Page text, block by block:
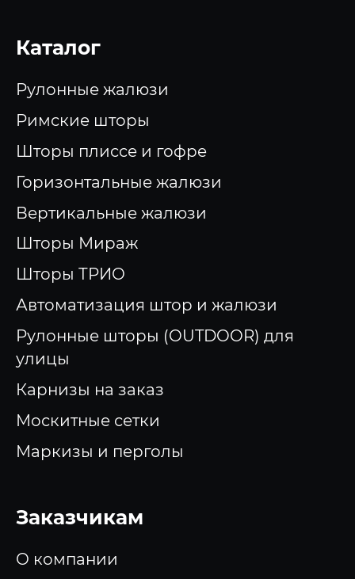
Каталог
Рулонные жалюзи
Римские шторы
Шторы плиссе и гофре
Горизонтальные жалюзи
Вертикальные жалюзи
Шторы Мираж
Шторы ТРИО
Автоматизация штор и жалюзи
Рулонные шторы (OUTDOOR) для
улицы
Карнизы на заказ
Москитные сетки
Маркизы и перголы
Заказчикам
О компании